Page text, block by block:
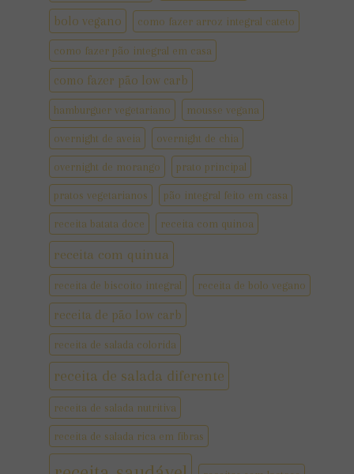
bolo vegano como fazer arroz integral cateto
como fazer pão integral em casa
como fazer pão low carb
hamburguer vegetariano mousse vegana
overnight de aveia overnight de chia
overnight de morango prato principal
pratos vegetarianos pão integral feito em casa
receita batata doce receita com quinoa
receita com quinua
receita de biscoito integral receita de bolo vegano
receita de pão low carb
receita de salada colorida
receita de salada diferente
receita de salada nutritiva
receita de salada rica em fibras